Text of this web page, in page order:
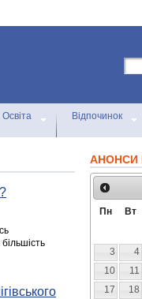
Освіта Відпочинок
АНОНСИ
Пн Вт
3
4
10
11
17
18